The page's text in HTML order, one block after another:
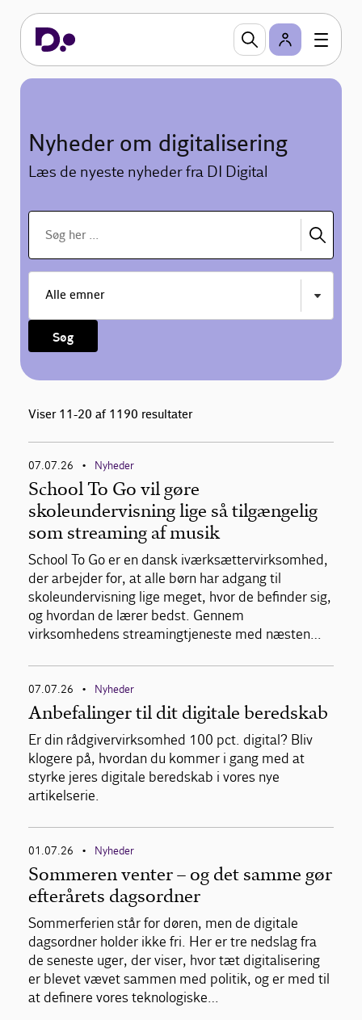
Nyheder om digitalisering
Læs de nyeste nyheder fra DI Digital
Søg
Viser 11-20 af 1190 resultater
07.07.26 • Nyheder
School To Go vil gøre
skoleundervisning lige så tilgængelig
som streaming af musik
School To Go er en dansk iværksættervirksomhed,
der arbejder for, at alle børn har adgang til
skoleundervisning lige meget, hvor de befinder sig,
og hvordan de lærer bedst. Gennem
virksomhedens streamingtjeneste med næsten…
07.07.26 • Nyheder
Anbefalinger til dit digitale beredskab
Er din rådgivervirksomhed 100 pct. digital? Bliv
klogere på, hvordan du kommer i gang med at
styrke jeres digitale beredskab i vores nye
artikelserie.
01.07.26 • Nyheder
Sommeren venter – og det samme gør
efterårets dagsordner
Sommerferien står for døren, men de digitale
dagsordner holder ikke fri. Her er tre nedslag fra
de seneste uger, der viser, hvor tæt digitalisering
er blevet vævet sammen med politik, og er med til
at definere vores teknologiske…